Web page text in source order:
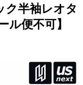
ク半袖レオタ
ル便不可】